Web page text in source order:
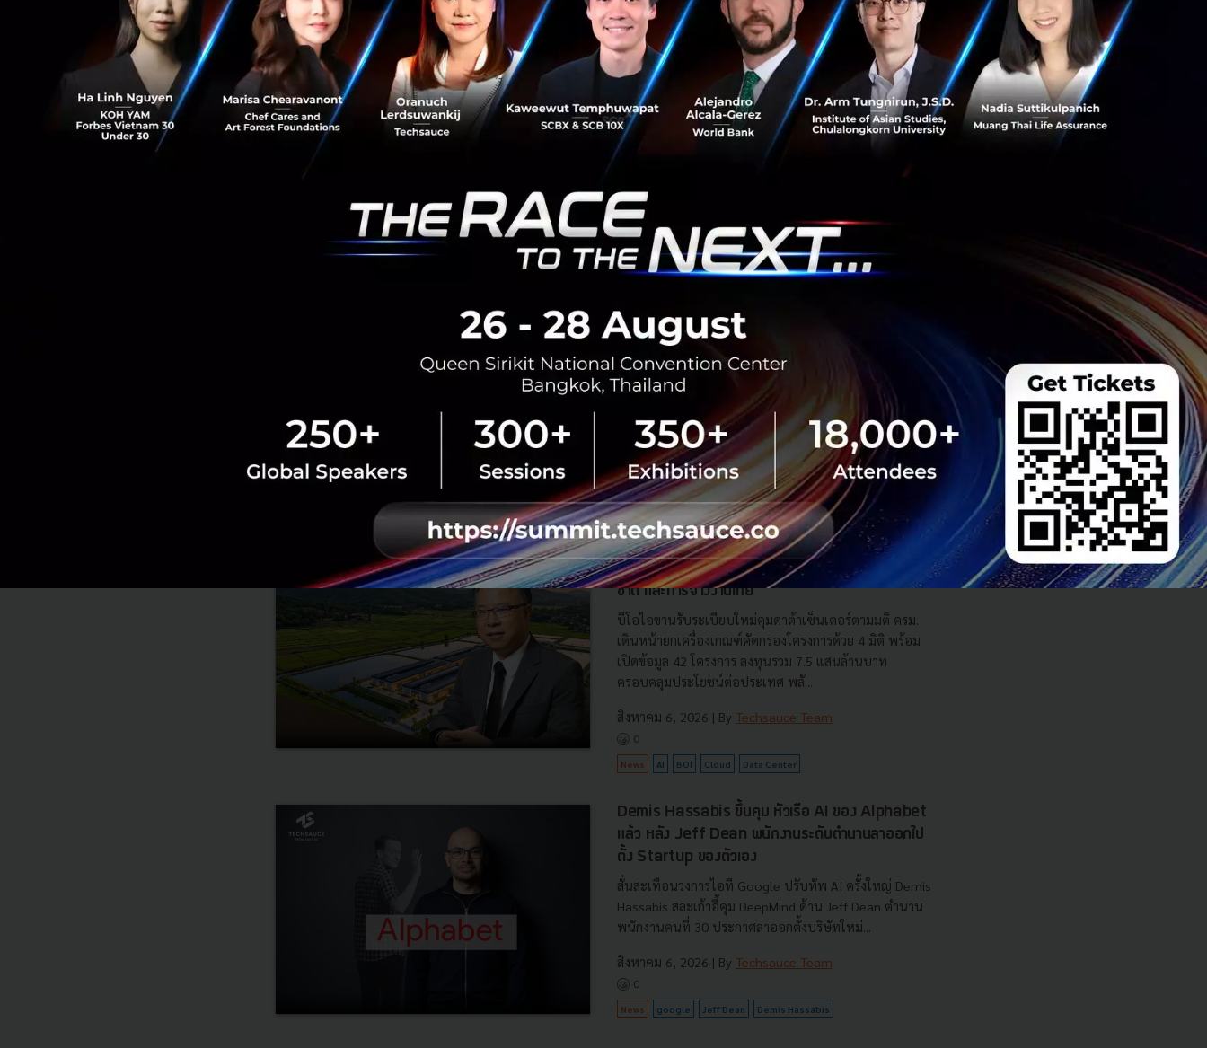
ธรรมและทั่วถึงมากขึ้นกว่าเดิมอย่างที่ไม่เคยมีมาก่อน
ที่มา: thaigov.go.th
News DGA FinTech สินเชื่อ รัฐบาลดิจิทัล
RELATED ARTICLE
นวัตกรรม–ปฏิรูประบบราชการ เพื่อยกระดับขีดความ
สามารถประเทศ
นายอนุทิน ชาญวีรกูล นายกรัฐมนตรีและรัฐมนตรีว่าการ
กระทรวงมหาดไทย กล่าวปาฐกถาพิเศษในหัวข้อ “ฝ่าวิกฤติ
รับมือระเบียบโลกใหม่” ในงาน The INTANIA Forum...
สิงหาคม 6, 2026| By Techsauce Team
0
News ประเทศไทย เศรษฐกิจไทย
BOI รื้อเกณฑ์ Data Center ชู 4 มิติดันไทยสู่ฮับ AI
ยั่งยืน คุมเข้มใช้พลังงาน ทรัพยากรน้ำ พร้อมตอบโจทย์
ชาติ และการจ้างงานไทย
บีโอไอขานรับระเบียบใหม่คุมดาต้าเซ็นเตอร์ตามมติ ครม.
เดินหน้ายกเครื่องเกณฑ์คัดกรองโครงการด้วย 4 มิติ พร้อม
เปิดข้อมูล 42 โครงการ ลงทุนรวม 7.5 แสนล้านบาท
ครอบคลุมประโยชน์ต่อประเทศ พลั...
สิงหาคม 6, 2026 | By Techsauce Team
0
News AI BOI Cloud Data Center
Demis Hassabis ขึ้นคุม หัวเรือ AI ของ Alphabet
แล้ว หลัง Jeff Dean พนักงานระดับตำนานลาออกไป
ตั้ง Startup ของตัวเอง
สั่นสะเทือนวงการไอที Google ปรับทัพ AI ครั้งใหญ่ Demis
Hassabis สละเก้าอี้คุม DeepMind ด้าน Jeff Dean ตำนาน
พนักงานคนที่ 30 ประกาศลาออกตั้งบริษัทใหม่...
สิงหาคม 6, 2026 | By Techsauce Team
0
News google Jeff Dean Demis Hassabis